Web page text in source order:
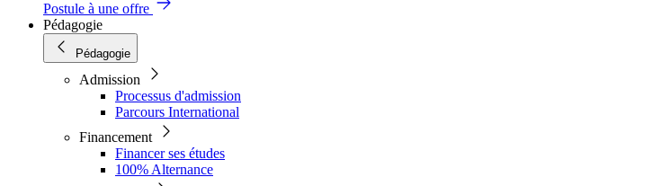
Postule à une offre
Pédagogie
Pédagogie
Admission
Processus d'admission
Parcours International
Financement
Financer ses études
100% Alternance